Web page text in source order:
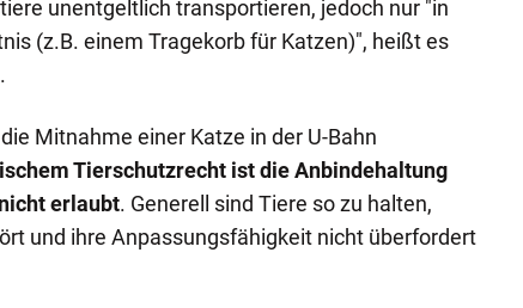
unentgeltlich transportieren, jedoch nur "in
(z.B. einem Tragekorb für Katzen)", heißt es
Mitnahme einer Katze in der U-Bahn
Tierschutzrecht ist die Anbindehaltung
erlaubt. Generell sind Tiere so zu halten,
und ihre Anpassungsfähigkeit nicht überfordert